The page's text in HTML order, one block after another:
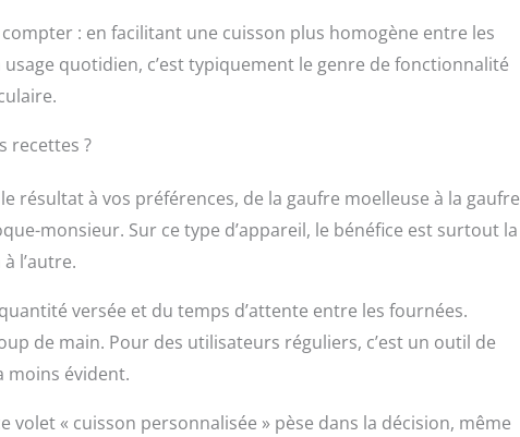
: en facilitant une cuisson plus homogène entre les
quotidien, c’est typiquement le genre de fonctionnalité
recettes ?
résultat à vos préférences, de la gaufre moelleuse à la gaufre
monsieur. Sur ce type d’appareil, le bénéfice est surtout la
l’autre.
versée et du temps d’attente entre les fournées.
de main. Pour des utilisateurs réguliers, c’est un outil de
moins évident.
« cuisson personnalisée » pèse dans la décision, même